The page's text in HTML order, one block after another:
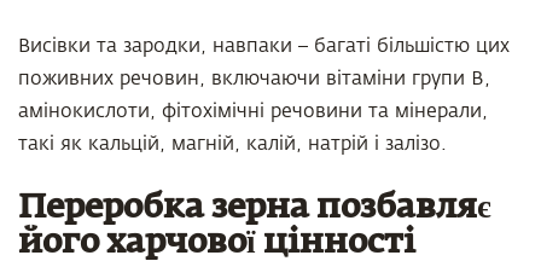
Висівки та зародки, навпаки – багаті більшістю цих
поживних речовин, включаючи вітаміни групи B,
амінокислоти, фітохімічні речовини та мінерали,
такі як кальцій, магній, калій, натрій і залізо.
Переробка зерна позбавляє
його харчової цінності